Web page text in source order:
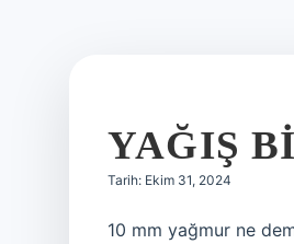
YAĞIŞ
Tarih: Ekim 31, 2024
10 mm yağmur ne